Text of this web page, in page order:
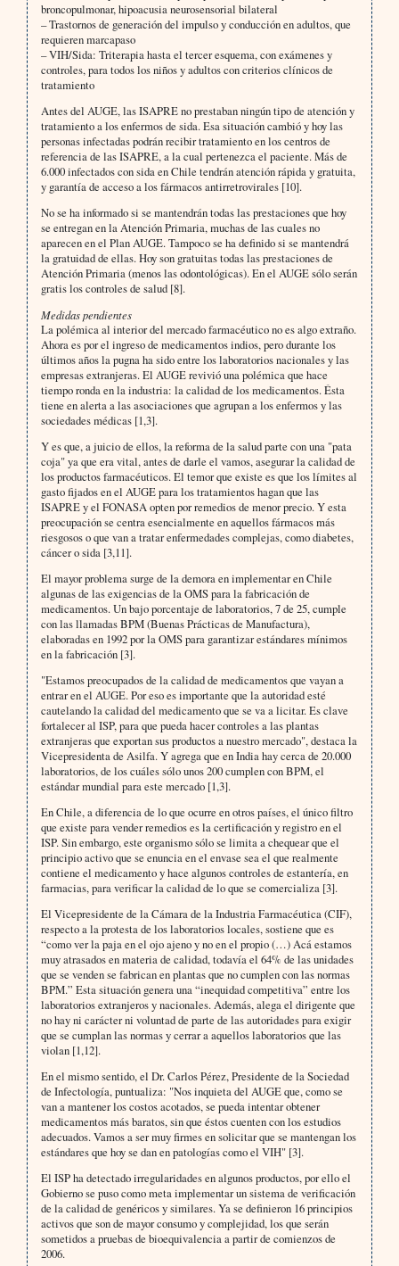
broncopulmonar, hipoacusia neurosensorial bilateral
– Trastornos de generación del impulso y conducción en adultos, que
requieren marcapaso
– VIH/Sida: Triterapia hasta el tercer esquema, con exámenes y
controles, para todos los niños y adultos con crite­rios clínicos de
tratamiento
Antes del AUGE, las ISAPRE no prestaban ningún tipo de atención y
tratamiento a los enfermos de sida. Esa si­tuación cambió y hoy las
personas infectadas podrán recibir tratamiento en los centros de
referencia de las ISAPRE, a la cual pertenezca el paciente. Más de
6.000 infectados con sida en Chile tendrán atención rápida y gratuita,
y garantía de acceso a los fármacos antirretrovirales [10].
No se ha informado si se mantendrán todas las prestaciones que hoy
se entregan en la Atención Primaria, mu­chas de las cuales no
aparecen en el Plan AUGE. Tampoco se ha definido si se mantendrá
la gratuidad de ellas. Hoy son gratuitas todas las prestaciones de
Atención Primaria (menos las odontológicas). En el AUGE sólo serán
gratis los controles de salud [8].
Medidas pendientes
La polémica al interior del mercado farmacéutico no es algo extraño.
Ahora es por el ingreso de medicamentos indios, pero durante los
últimos años la pugna ha sido entre los laboratorios nacionales y las
empresas extranje­ras. El AUGE revivió una polémica que hace
tiempo ronda en la industria: la calidad de los medicamentos. Ésta
tiene en alerta a las asociaciones que agrupan a los enfermos y las
sociedades médicas [1,3].
Y es que, a juicio de ellos, la reforma de la salud parte con una "pata
coja" ya que era vital, antes de darle el va­mos, asegurar la calidad de
los productos farmacéuticos. El temor que existe es que los límites al
gasto fijados en el AUGE para los tratamientos hagan que las
ISAPRE y el FONASA opten por remedios de menor precio. Y esta
preocupación se centra esencialmente en aquellos fármacos más
riesgosos o que van a tratar enfermedades complejas, como diabetes,
cáncer o sida [3,11].
El mayor problema surge de la demora en implementar en Chile
algunas de las exigencias de la OMS para la fa­bricación de
medicamentos. Un bajo porcentaje de laboratorios, 7 de 25, cumple
con las llamadas BPM (Buenas Prácticas de Manufactura),
elaboradas en 1992 por la OMS para garantizar estándares mínimos
en la fabricación [3].
"Estamos preocupados de la calidad de medicamentos que vayan a
entrar en el AUGE. Por eso es importante que la autoridad esté
cautelando la calidad del medicamento que se va a licitar. Es clave
fortalecer al ISP, para que pueda hacer controles a las plantas
extranjeras que exportan sus productos a nuestro mercado", destaca la
Vice­presidenta de Asilfa. Y agrega que en India hay cerca de 20.000
laboratorios, de los cuáles sólo unos 200 cum­plen con BPM, el
estándar mundial para este mercado [1,3].
En Chile, a diferencia de lo que ocurre en otros países, el único filtro
que existe para vender remedios es la certifi­cación y registro en el
ISP. Sin embargo, este organismo sólo se limita a chequear que el
principio activo que se enuncia en el envase sea el que realmente
contiene el medicamento y hace algunos controles de estantería, en
farmacias, para verificar la calidad de lo que se comercializa [3].
El Vicepresidente de la Cámara de la Industria Farmacéutica (CIF),
respecto a la protesta de los laboratorios lo­cales, sostiene que es
“como ver la paja en el ojo ajeno y no en el propio (…) Acá estamos
muy atrasados en ma­teria de calidad, todavía el 64% de las unidades
que se venden se fabrican en plantas que no cumplen con las normas
BPM.” Esta situación genera una “inequidad competitiva” entre los
laboratorios extranjeros y nacionales. Además, alega el dirigente que
no hay ni carácter ni voluntad de parte de las autoridades para exigir
que se cum­plan las normas y cerrar a aquellos laboratorios que las
violan [1,12].
En el mismo sentido, el Dr. Carlos Pérez, Presidente de la Sociedad
de Infectología, puntualiza: "Nos inquieta del AUGE que, como se
van a mantener los costos acotados, se pueda intentar obtener
medicamentos más baratos, sin que éstos cuenten con los estudios
adecuados. Vamos a ser muy firmes en solicitar que se mantengan los
estándares que hoy se dan en patologías como el VIH" [3].
El ISP ha detectado irregularidades en algunos productos, por ello el
Gobierno se puso como meta implementar un sistema de verificación
de la calidad de genéricos y similares. Ya se definieron 16 principios
activos que son de mayor consumo y complejidad, los que serán
sometidos a pruebas de bioequivalencia a partir de comienzos de
2006.